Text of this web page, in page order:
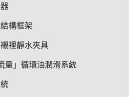
構框架
裡靜水夾具
量」循環油潤滑系統